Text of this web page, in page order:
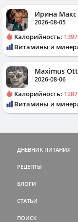
Ирина Макс
2026-08-05
Калорийность:
Витамины и
Maximus
2026-08-06
Калорийность:
Витамины и
ДНЕВНИК ПИТАНИЯ
РЕЦЕПТЫ
БЛОГИ
СТАТЬИ
ПОИСК